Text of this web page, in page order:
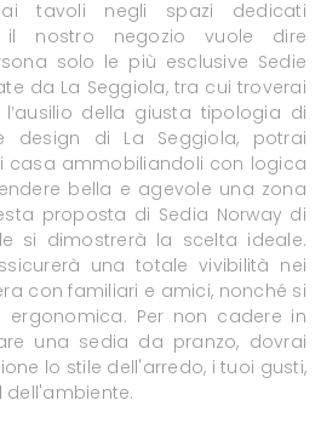
tavoli negli spazi dedicati
il nostro negozio vuole dire
solo le più esclusive Sedie
da La Seggiola, tra cui troverai
della giusta tipologia di
design di La Seggiola, potrai
casa ammobiliandoli con logica
bella e agevole una zona
proposta di Sedia Norway di
si dimostrerà la scelta ideale.
una totale vivibilità nei
con familiari e amici, nonché si
Per non cadere in
una sedia da pranzo, dovrai
lo stile dell'arredo, i tuoi gusti,
dell'ambiente.